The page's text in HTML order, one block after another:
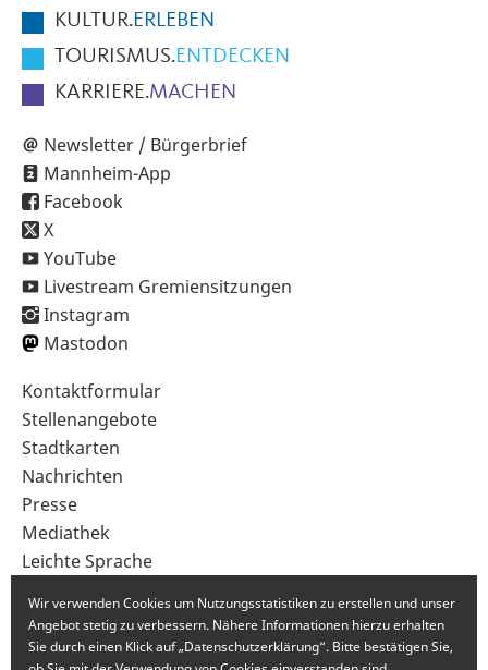
KULTUR.ERLEBEN
TOURISMUS.ENTDECKEN
KARRIERE.MACHEN
Newsletter / Bürgerbrief
Mannheim-App
Facebook
X
YouTube
Livestream Gremiensitzungen
Instagram
Mastodon
Sekundärnavigation
im
Fußbereich
Kontaktformular
Stellenangebote
Stadtkarten
Nachrichten
Presse
Mediathek
Leichte Sprache
Wir verwenden Cookies um Nutzungsstatistiken zu erstellen und unser
Angebot stetig zu verbessern. Nähere Informationen hierzu erhalten
Sie durch einen Klick auf „Datenschutzerklärung“. Bitte bestätigen Sie,